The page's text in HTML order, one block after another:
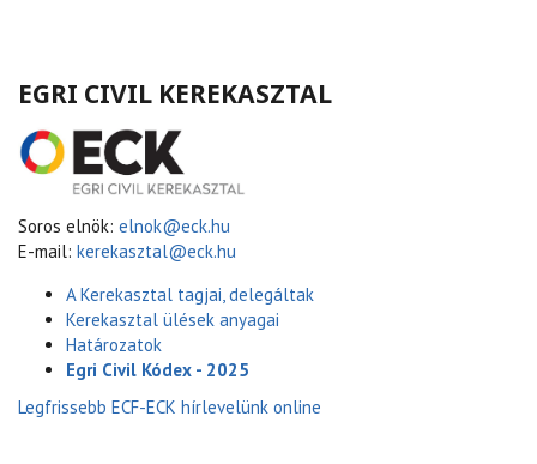
EGRI CIVIL KEREKASZTAL
Soros elnök: elnok@eck.hu
E-mail: kerekasztal@eck.hu
A Kerekasztal tagjai, delegáltak
Kerekasztal ülések anyagai
Határozatok
Egri Civil Kódex - 2025
Legfrissebb ECF-ECK hírlevelünk online